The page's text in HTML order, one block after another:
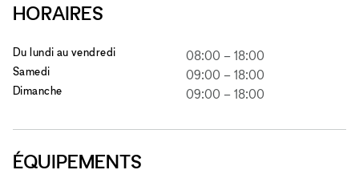
HORAIRES
Du lundi au vendredi 08:00 – 18:00
Samedi 09:00 – 18:00
Dimanche 09:00 – 18:00
ÉQUIPEMENTS